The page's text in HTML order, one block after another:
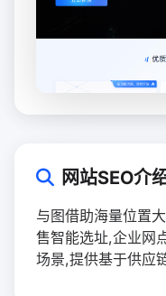
网站SEO介
与图借助海量位置
售智能选址,企业网
场景,提供基于供应